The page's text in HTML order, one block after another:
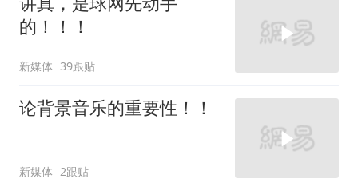
的！！！
新媒体 39跟贴
论背景音乐的重要性！！
新媒体 2跟贴